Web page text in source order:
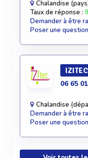
Chalandise
Taux de réponse :
Demander à être
Poser une
IZITEC
06 65
Chalandise
Demander à être
Poser une